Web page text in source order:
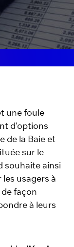
une foule
d’options
de la Baie et
sur le
souhaite ainsi
usagers à
façon
à leurs